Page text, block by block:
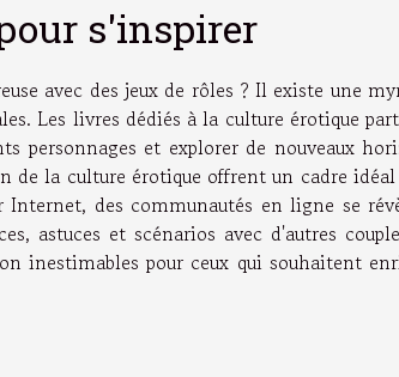
s'inspirer
avec des jeux de rôles ? Il existe une
Les livres dédiés à la culture érotique
personnages et explorer de nouveaux
de la culture érotique offrent un cadre
Internet, des communautés en ligne se
astuces et scénarios avec d'autres
inestimables pour ceux qui souhaitent